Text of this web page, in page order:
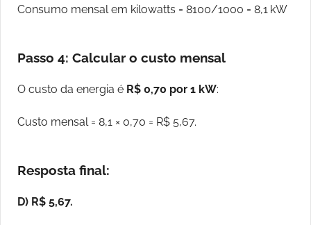
Consumo mensal em kilowatts = 8100/1000 = 8,1 kW
Passo 4: Calcular o custo mensal
O custo da energia é R$ 0,70 por 1 kW:
Custo mensal = 8,1 × 0,70 = R$ 5,67.
Resposta final:
D) R$ 5,67.